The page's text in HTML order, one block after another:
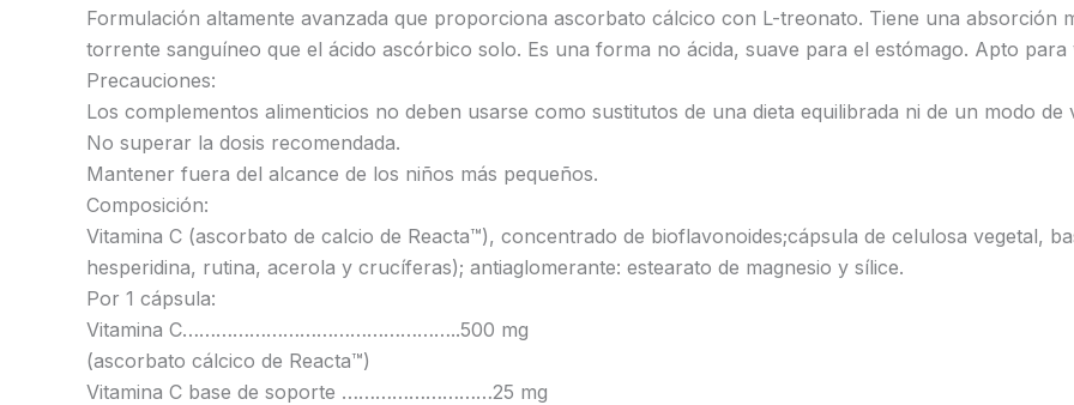
Formulación altamente avanzada que proporciona ascorbato cálcico con L-treonato. Tiene una absorción
torrente sanguíneo que el ácido ascórbico solo. Es una forma no ácida, suave para el estómago. Apto para
Precauciones:
Los complementos alimenticios no deben usarse como sustitutos de una dieta equilibrada ni de un modo de
No superar la dosis recomendada.
Mantener fuera del alcance de los niños más pequeños.
Composición:
Vitamina C (ascorbato de calcio de Reacta™), concentrado de bioflavonoides;cápsula de celulosa vegetal,
hesperidina, rutina, acerola y crucíferas); antiaglomerante: estearato de magnesio y sílice.
Por 1 cápsula:
Vitamina C…………………………………………..500 mg
(ascorbato cálcico de Reacta™)
Vitamina C base de soporte ………………………25 mg